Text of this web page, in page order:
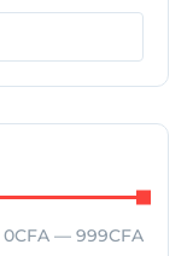
0CFA — 999CFA